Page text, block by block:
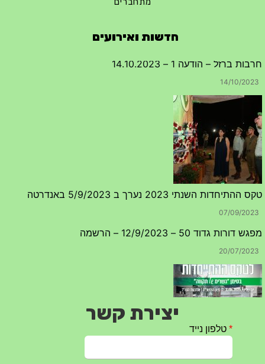
חדשות ואירועים
טקס ההתיחדות השנתי 2023 נערך ב 5/9/2023 באנדרטה
07/09/2023
מפגש דורות גדוד 50 – 12/9/2023 – הרשמה
טקס ההתיחדות עם החללים לשנת 2025 – 10 יוני 2025
יצירת קשר